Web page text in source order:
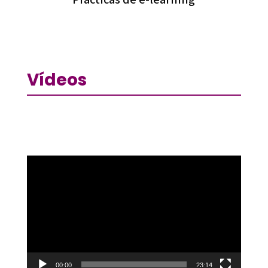
Vídeos
00:00 23:14